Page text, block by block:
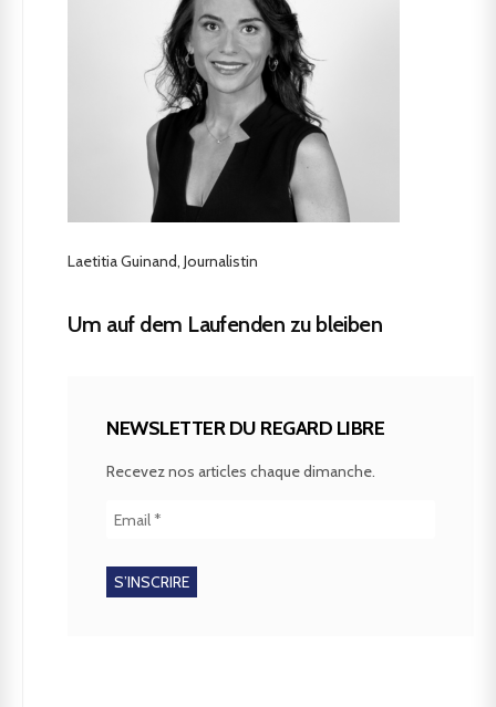
Laetitia Guinand, Journalistin
Um auf dem Laufenden zu bleiben
NEWSLETTER DU REGARD LIBRE
Recevez nos articles chaque dimanche.